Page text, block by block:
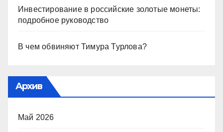
Инвестирование в российские золотые монеты:
подробное руководство
В чем обвиняют Тимура Турлова?
Архив
Май 2026